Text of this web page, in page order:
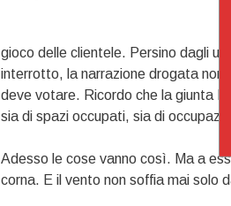
gioco delle clientele. Persino dagli
interrotto, la narrazione drogata non
deve votare. Ricordo che la giunta
sia di spazi occupati, sia di
Adesso le cose vanno così. Ma a
corna. E il vento non soffia mai solo